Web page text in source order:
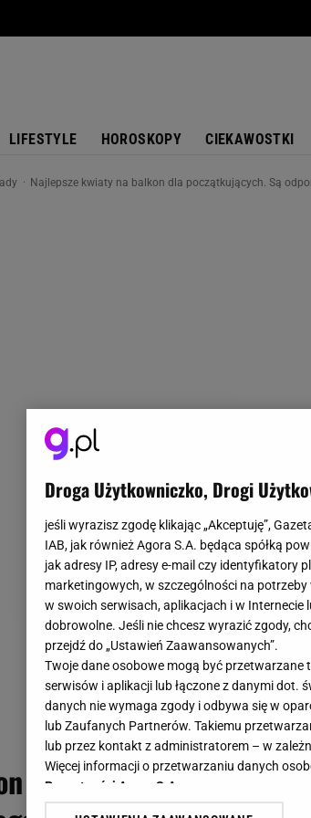
LIFESTYLE HOROSKOPY CIEKAWOSTKI
Najlepsze kwiaty na balkon dla początkujących. Są
będzie wyglądał jak z
Droga Użytkowniczko, Drogi
jeśli wyrazisz zgodę klikając „Akceptuję”,
IAB, jak również Agora S.A. będąca spółką
jak adresy IP, adresy e-mail czy identyfikatory
marketingowych, w szczególności na
w swoich serwisach, aplikacjach i w
dobrowolne. Jeśli nie chcesz wyrazić zgody,
przejdź do „Ustawień Zaawansowanych”.
Twoje dane osobowe mogą być
serwisów i aplikacji lub łączone z danymi dot.
danych nie wymaga zgody i odbywa się w
lub Zaufanych Partnerów. Takiemu
lub przez kontakt z administratorem – w
Więcej informacji o przetwarzaniu danych
Prywatności Agora S.A.